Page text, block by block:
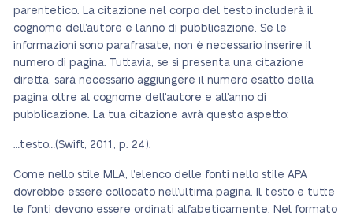
parentetico. La citazione nel corpo del testo includerà il
cognome dell’autore e l’anno di pubblicazione. Se le
informazioni sono parafrasate, non è necessario inserire il
numero di pagina. Tuttavia, se si presenta una citazione
diretta, sarà necessario aggiungere il numero esatto della
pagina oltre al cognome dell’autore e all’anno di
pubblicazione. La tua citazione avrà questo aspetto:
…testo…(Swift, 2011, p. 24).
Come nello stile MLA, l’elenco delle fonti nello stile APA
dovrebbe essere collocato nell’ultima pagina. Il testo e tutte
le fonti devono essere ordinati alfabeticamente. Nel formato